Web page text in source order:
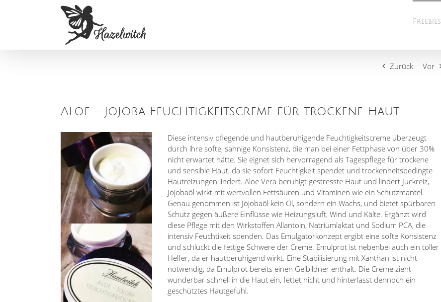
Freebies
Zurück Vor
Aloe – Jojoba Feuchtigkeitscreme für trockene Haut
Diese intensiv pflegende und hautberuhigende Feuchtigkeitscreme überzeugt
durch ihre softe, sahnige Konsistenz, die man bei einer Fettphase von über 30%
nicht erwartet hätte. Sie eignet sich hervorragend als Tagespflege für trockene
und sensible Haut, da sie sofort Feuchtigkeit spendet und trockenheitsbedingte
Hautreizungen lindert. Aloe Vera beruhigt gestresste Haut und lindert Juckreiz,
Jojobaöl wirkt mit wertvollen Fettsäuren und Vitaminen wie ein Schutzmantel.
Genau genommen ist Jojobaöl kein Öl, sondern ein Wachs, und bietet spürbaren
Schutz gegen äußere Einflüsse wie Heizungsluft, Wind und Kälte. Ergänzt wird
diese Pflege mit den Wirkstoffen Allantoin, Natriumlaktat und Sodium PCA, die
intensiv Feuchtikeit spenden. Das Emulgatorkonzept ergibt eine softe Konsistenz
und schluckt die fettige Schwere der Creme. Emulprot ist nebenbei auch ein toller
Helfer, da er hautberuhigend wirkt. Eine Stabilisierung mit Xanthan ist nicht
notwendig, da Emulprot bereits einen Gelbildner enthält. Die Creme zieht
wunderbar schnell in die Haut ein, fettet nicht und hinterlässt dennoch ein
geschütztes Hautgefühl.